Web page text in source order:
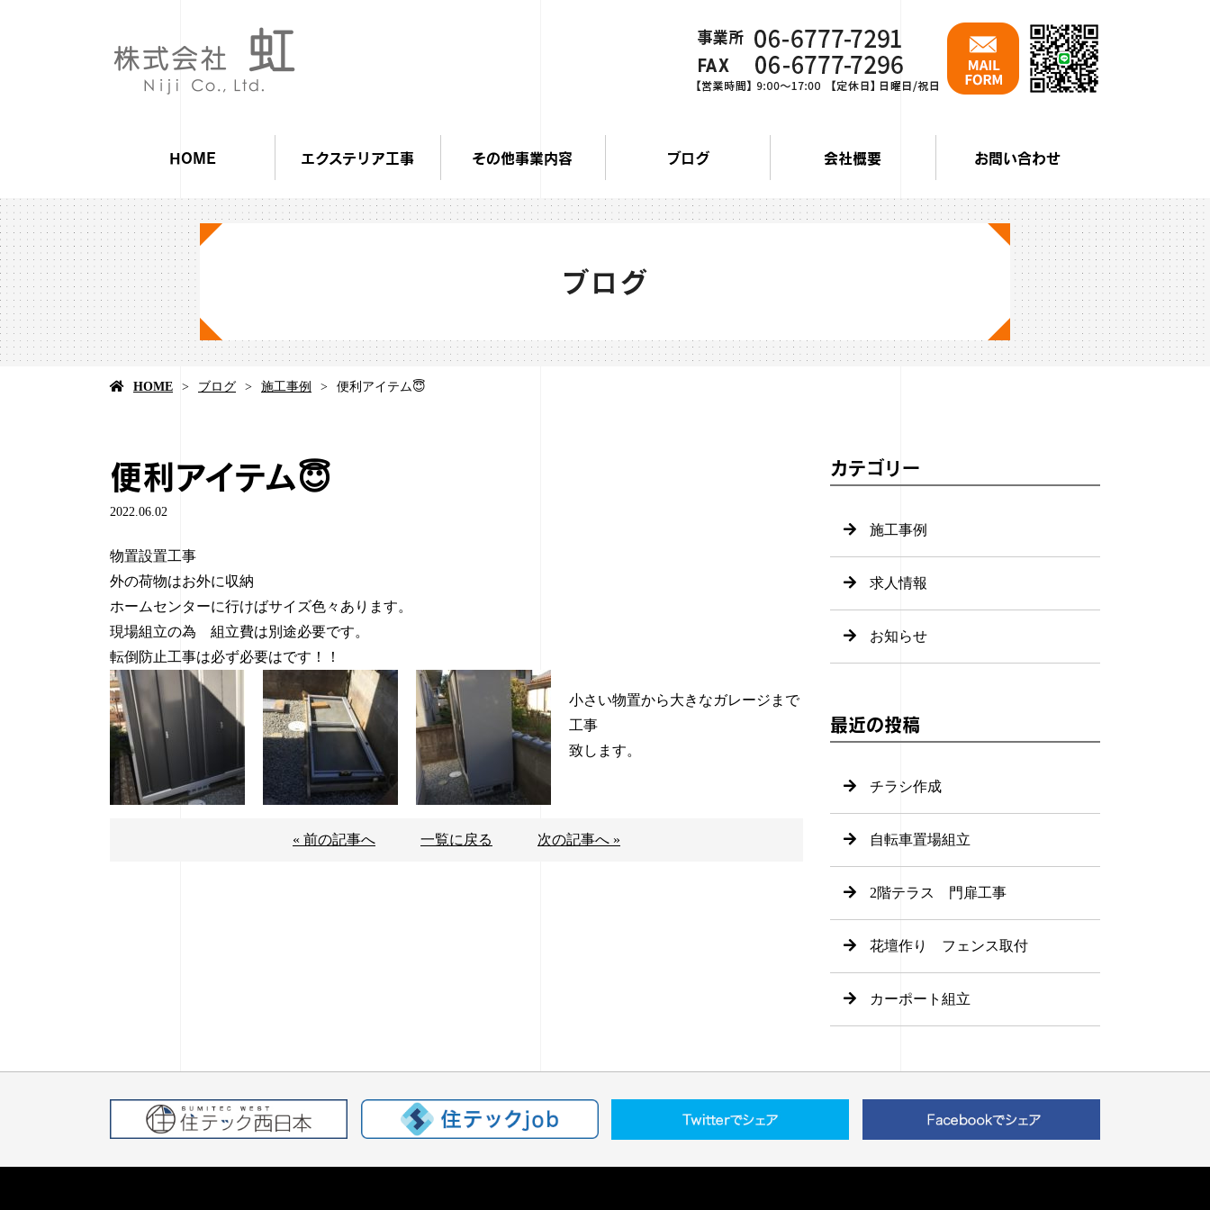
HOME エクステリア工事 その他事業内容 ブログ 会社概要 お問い合わせ
ブログ
HOME ブログ 施工事例 便利アイテム😇
便利アイテム😇
2022.06.02
物置設置工事
外の荷物はお外に収納
ホームセンターに行けばサイズ色々あります。
現場組立の為 組立費は別途必要です。
転倒防止工事は必ず必要はです！！
小さい物置から大きなガレージまで
工事
致します。
« 前の記事へ 一覧に戻る 次の記事へ »
カテゴリー
施工事例
求人情報
お知らせ
最近の投稿
チラシ作成
自転車置場組立
2階テラス 門扉工事
花壇作り フェンス取付
カーポート組立